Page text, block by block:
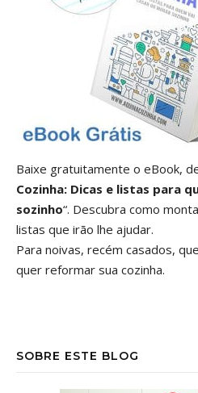
Baixe gratuitamente o eBook,
Cozinha: Dicas e listas para
sozinho“. Descubra como
listas que irão lhe ajudar.
Para noivas, recém casados,
quer reformar sua cozinha.
SOBRE ESTE BLOG